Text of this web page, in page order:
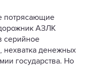
потрясающие
АЗЛК
серийное
нехватка денежных
государства. Но